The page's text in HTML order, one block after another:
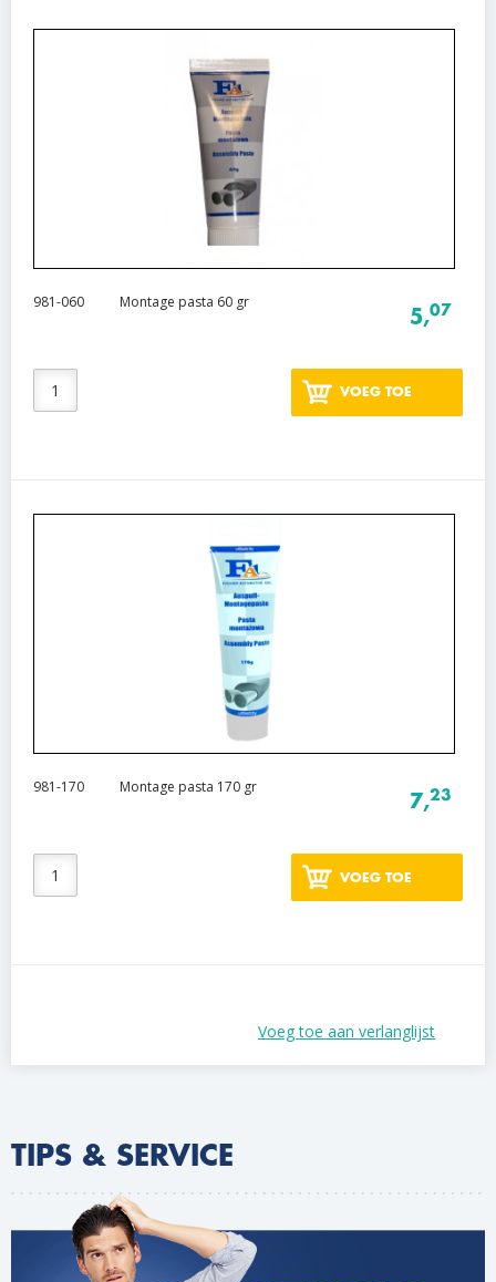
981-060 Montage pasta 60 gr
5,07
VOEG TOE
981-170 Montage pasta 170 gr
7,23
VOEG TOE
Voeg toe aan verlanglijst
TIPS & SERVICE